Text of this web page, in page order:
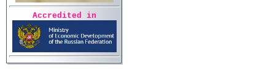
Accredited in